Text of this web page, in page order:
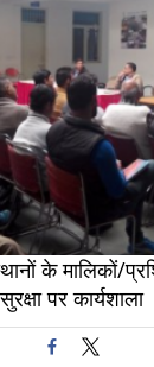
के मालिकों/
सुरक्षा पर कार्यशाला